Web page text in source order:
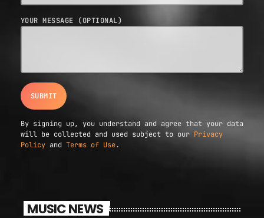
YOUR MESSAGE (OPTIONAL)
By signing up, you understand and agree that your data
will be collected and used subject to our Privacy
Policy and Terms of Use.
MUSIC NEWS